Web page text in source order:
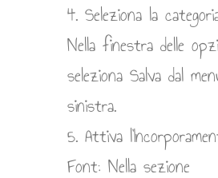
4. Seleziona la
Nella finestra delle
seleziona Salva dal
sinistra.
5. Attiva
Font: Nella sezione